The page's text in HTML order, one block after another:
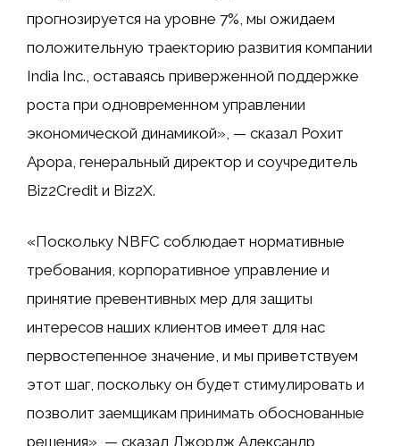
прогнозируется на уровне 7%, мы ожидаем
положительную траекторию развития компании
India Inc., оставаясь приверженной поддержке
роста при одновременном управлении
экономической динамикой», — сказал Рохит
Арора, генеральный директор и соучредитель
Biz2Credit и Biz2X.
«Поскольку NBFC соблюдает нормативные
требования, корпоративное управление и
принятие превентивных мер для защиты
интересов наших клиентов имеет для нас
первостепенное значение, и мы приветствуем
этот шаг, поскольку он будет стимулировать и
позволит заемщикам принимать обоснованные
решения», — сказал Джордж Александр